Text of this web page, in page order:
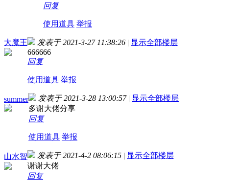
回复
使用道具 举报
大魔王 发表于 2021-3-27 11:38:26 | 显示全部楼层
666666
回复
使用道具 举报
summer 发表于 2021-3-28 13:00:57 | 显示全部楼层
多谢大佬分享
回复
使用道具 举报
山水智 发表于 2021-4-2 08:06:15 | 显示全部楼层
谢谢大佬
回复